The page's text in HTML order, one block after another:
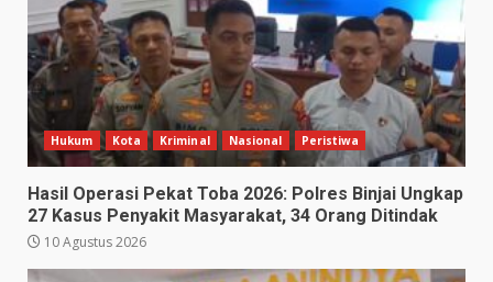
Hukum Kota Kriminal Nasional Peristiwa
Hasil Operasi Pekat Toba 2026: Polres Binjai Ungkap
27 Kasus Penyakit Masyarakat, 34 Orang Ditindak
10 Agustus 2026